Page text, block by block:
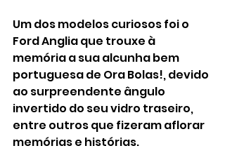
Um dos modelos curiosos foi o
Ford Anglia que trouxe à
memória a sua alcunha bem
portuguesa de Ora Bolas!, devido
ao surpreendente ângulo
invertido do seu vidro traseiro,
entre outros que fizeram aflorar
memórias e histórias.